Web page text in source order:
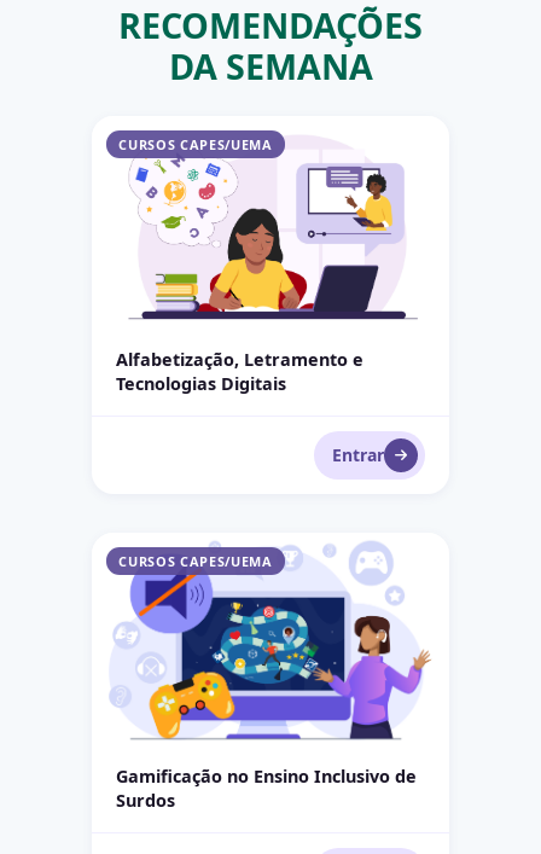
RECOMENDAÇÕES
DA SEMANA
Alfabetização, Letramento e Tecnologias Digitais
CURSOS CAPES/UEMA
Alfabetização, Letramento e
Tecnologias Digitais
Entrar
Gamificação no Ensino Inclusivo de Surdos
CURSOS CAPES/UEMA
Gamificação no Ensino Inclusivo de
Surdos